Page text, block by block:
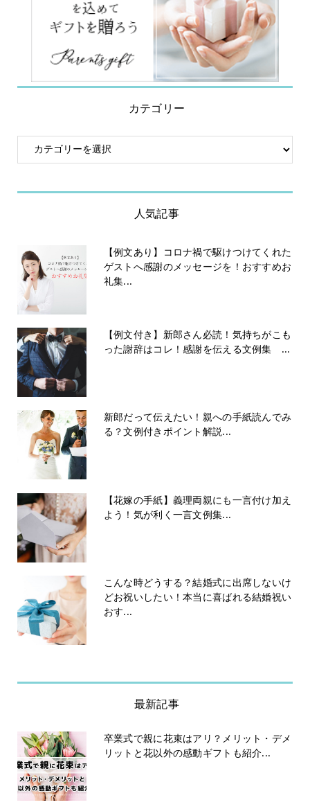
カテゴリー
人気記事
【例文あり】コロナ禍で駆けつけてくれた
ゲストへ感謝のメッセージを！おすすめお
礼集...
【例文付き】新郎さん必読！気持ちがこも
った謝辞はコレ！感謝を伝える文例集 ...
新郎だって伝えたい！親への手紙読んでみ
る？文例付きポイント解説...
【花嫁の手紙】義理両親にも一言付け加え
よう！気が利く一言文例集...
こんな時どうする？結婚式に出席しないけ
どお祝いしたい！本当に喜ばれる結婚祝い
おす...
最新記事
卒業式で親に花束はアリ？メリット・デメ
リットと花以外の感動ギフトも紹介...